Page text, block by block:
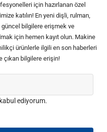
için hazırlanan özel
katılın! En yeni dişli, rulman,
bilgilere erişmek ve
için hemen kayıt olun. Makine
ürünlerle ilgili en son haberleri
çıkan bilgilere erişin!
ediyorum.